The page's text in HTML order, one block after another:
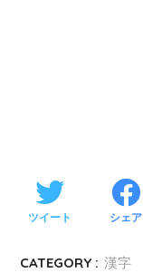
ツイート シェア
CATEGORY : 漢字